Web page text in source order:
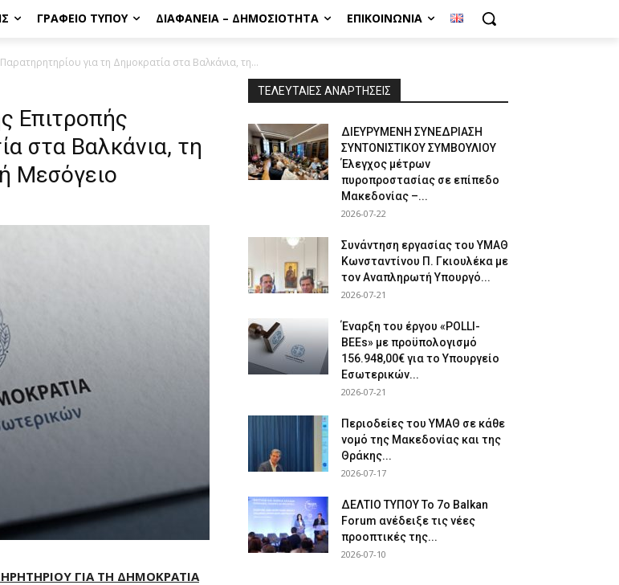
ΓΡΑΦΕΊΟ ΤΎΠΟΥ ΔΙΑΦΆΝΕΙΑ – ΔΗΜΟΣΙΌΤΗΤΑ ΕΠΙΚΟΙΝΩΝΊΑ
για τη Δημοκρατία στα Βαλκάνια, τη...
Επιτροπής
στα Βαλκάνια, τη
Μεσόγειο
ΓΙΑ ΤΗ ΔΗΜΟΚΡΑΤΙΑ
ΤΕΛΕΥΤΑΙΕΣ ΑΝΑΡΤΗΣΕΙΣ
ΔΙΕΥΡΥΜΕΝΗ ΣΥΝΕΔΡΙΑΣΗ
ΣΥΝΤΟΝΙΣΤΙΚΟΥ ΣΥΜΒΟΥΛΙΟΥ
Έλεγχος μέτρων
πυροπροστασίας σε επίπεδο
Μακεδονίας –...
2026-07-22
Συνάντηση εργασίας του ΥΜΑΘ
Κωνσταντίνου Π. Γκιουλέκα με
τον Αναπληρωτή Υπουργό...
2026-07-21
Έναρξη του έργου «POLLI-
BEEs» με προϋπολογισμό
156.948,00€ για το Υπουργείο
Εσωτερικών...
2026-07-21
Περιοδείες του ΥΜΑΘ σε κάθε
νομό της Μακεδονίας και της
Θράκης...
2026-07-17
ΔΕΛΤΙΟ ΤΥΠΟΥ Το 7ο Balkan
Forum ανέδειξε τις νέες
προοπτικές της...
2026-07-10